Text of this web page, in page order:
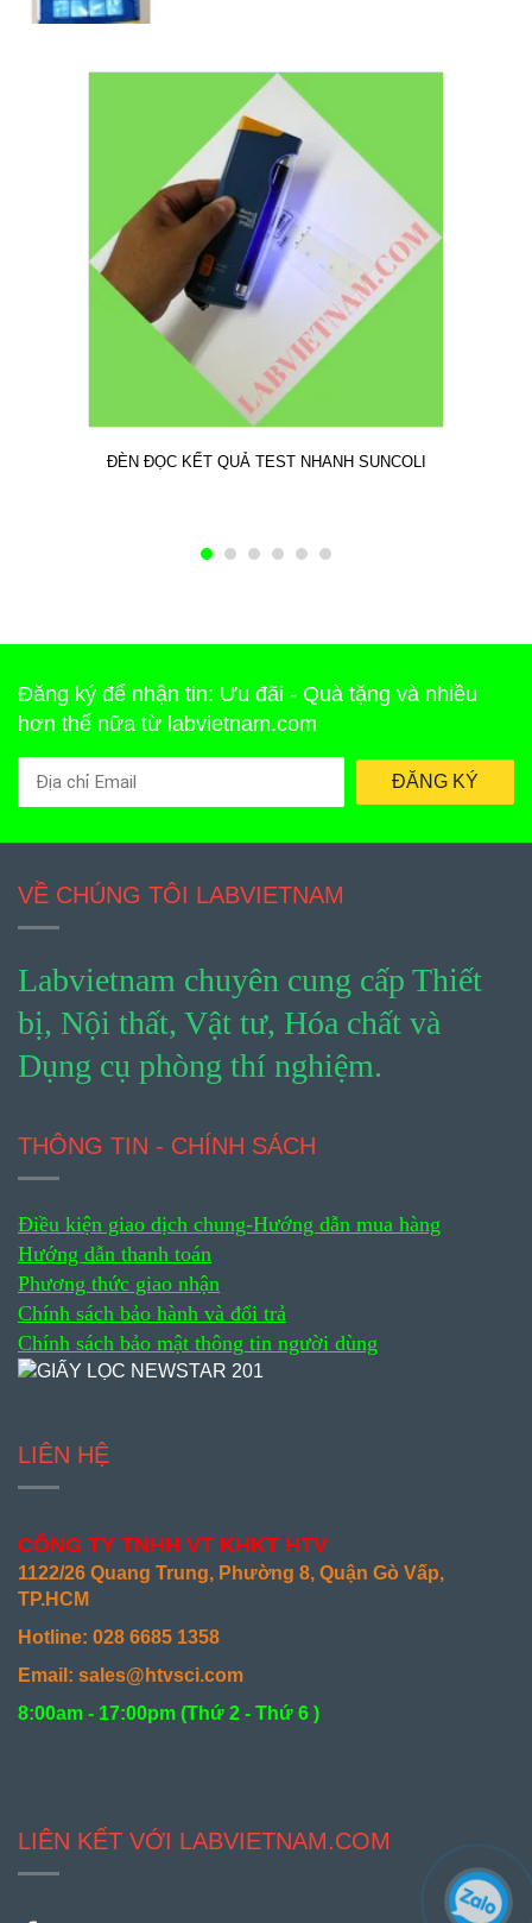
ĐÈN ĐỌC KẾT QUẢ TEST NHANH SUNCOLI
Đăng ký để nhận tin: Ưu đãi - Quà tặng và nhiều
hơn thế nữa từ labvietnam.com
ĐĂNG KÝ
VỀ CHÚNG TÔI LABVIETNAM
Labvietnam chuyên cung cấp Thiết
bị, Nội thất, Vật tư, Hóa chất và
Dụng cụ phòng thí nghiệm.
THÔNG TIN - CHÍNH SÁCH
Điều kiện giao dịch chung-Hướng dẫn mua hàng
Hướng dẫn thanh toán
Phương thức giao nhận
Chính sách bảo hành và đổi trả
Chính sách bảo mật thông tin người dùng
LIÊN HỆ
CÔNG TY TNHH VT KHKT HTV
1122/26 Quang Trung, Phường 8, Quận Gò Vấp,
TP.HCM
Hotline: 028 6685 1358
Email: sales@htvsci.com
8:00am - 17:00pm (Thứ 2 - Thứ 6 )
LIÊN KẾT VỚI LABVIETNAM.COM